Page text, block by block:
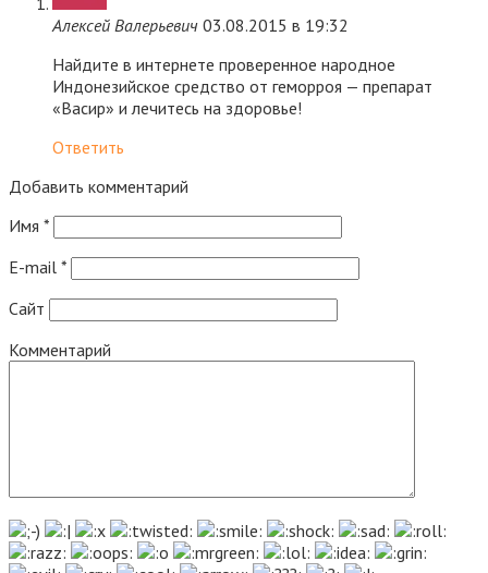
Алексей Валерьевич 03.08.2015 в 19:32
Найдите в интернете проверенное народное
Индонезийское средство от геморроя — препарат
«Васир» и лечитесь на здоровье!
Ответить
Добавить комментарий
Имя *
E-mail *
Сайт
Комментарий